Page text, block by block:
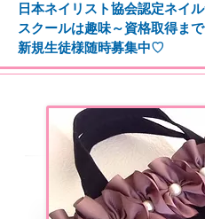
日本ネイリスト協会認定ネイ
スクールは趣味～資格取得まで
新規生徒様随時募集中♡